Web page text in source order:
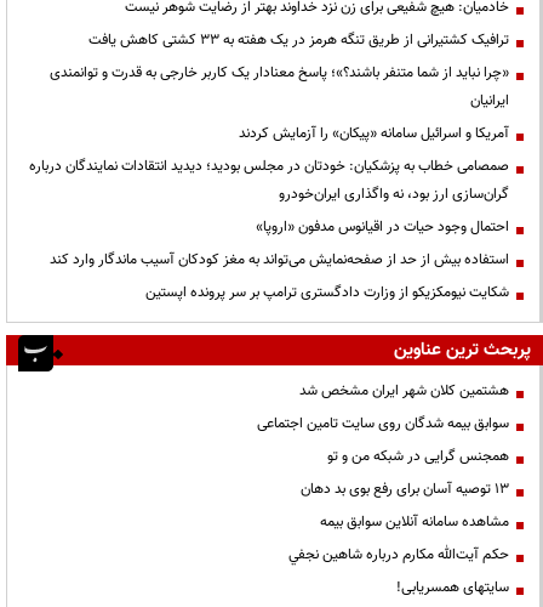
خادمیان: هیچ شفیعی برای زن نزد خداوند بهتر از رضایت شوهر نیست
ترافیک کشتیرانی از طریق تنگه هرمز در یک هفته به ۳۳ کشتی کاهش یافت
«چرا نباید از شما متنفر باشند؟»؛ پاسخ معنادار یک کاربر خارجی به قدرت و توانمندی
ایرانیان
آمریکا و اسرائیل سامانه «پیکان» را آزمایش کردند
صمصامی خطاب به پزشکیان: خودتان در مجلس بودید؛ دیدید انتقادات نمایندگان درباره
گران‌سازی ارز بود، نه واگذاری ایران‌خودرو
احتمال وجود حیات در اقیانوس مدفون «اروپا»
استفاده بیش از حد از صفحه‌نمایش می‌تواند به مغز کودکان آسیب ماندگار وارد کند
شکایت نیومکزیکو از وزارت دادگستری ترامپ بر سر پرونده اپستین
پربحث ترین عناوین
هشتمین کلان شهر ایران مشخص شد
سوابق بیمه شدگان روی سایت تامین اجتماعی
همجنس گرایی در شبکه من و تو
13 توصیه آسان برای رفع بوی بد دهان
مشاهده سامانه آنلاين سوابق بیمه
حكم آيت‌الله مكارم درباره شاهين نجفي
سایتهای همسریابی!